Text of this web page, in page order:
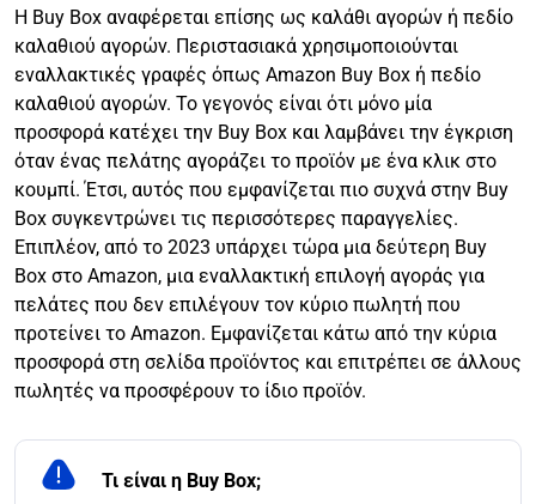
Η Buy Box αναφέρεται επίσης ως καλάθι αγορών ή πεδίο
καλαθιού αγορών. Περιστασιακά χρησιμοποιούνται
εναλλακτικές γραφές όπως Amazon Buy Box ή πεδίο
καλαθιού αγορών. Το γεγονός είναι ότι μόνο μία
προσφορά κατέχει την Buy Box και λαμβάνει την έγκριση
όταν ένας πελάτης αγοράζει το προϊόν με ένα κλικ στο
κουμπί. Έτσι, αυτός που εμφανίζεται πιο συχνά στην Buy
Box συγκεντρώνει τις περισσότερες παραγγελίες.
Επιπλέον, από το 2023 υπάρχει τώρα μια δεύτερη Buy
Box στο Amazon, μια εναλλακτική επιλογή αγοράς για
πελάτες που δεν επιλέγουν τον κύριο πωλητή που
προτείνει το Amazon. Εμφανίζεται κάτω από την κύρια
προσφορά στη σελίδα προϊόντος και επιτρέπει σε άλλους
πωλητές να προσφέρουν το ίδιο προϊόν.
Τι είναι η Buy Box;